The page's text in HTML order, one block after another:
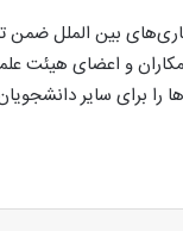
بین الملل ضمن
و اعضای هیئت
را برای سایر